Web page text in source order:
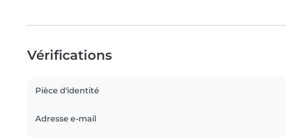
Vérifications
Pièce d'identité
Adresse e-mail